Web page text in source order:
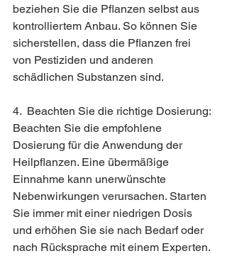
beziehen Sie die Pflanzen selbst aus
kontrolliertem Anbau. So können Sie
sicherstellen, dass die Pflanzen frei
von Pestiziden und anderen
schädlichen Substanzen sind.
4.  Beachten Sie die richtige Dosierung:
Beachten Sie die empfohlene
Dosierung für die Anwendung der
Heilpflanzen. Eine übermäßige
Einnahme kann unerwünschte
Nebenwirkungen verursachen. Starten
Sie immer mit einer niedrigen Dosis
und erhöhen Sie sie nach Bedarf oder
nach Rücksprache mit einem Experten.